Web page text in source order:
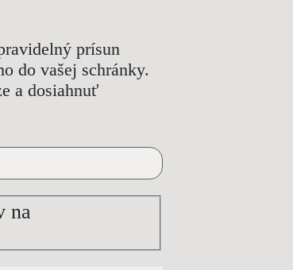
prísun
do vašej schránky.
a dosiahnuť
na